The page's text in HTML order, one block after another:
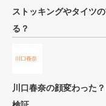
ストッキングやタイツ
る？
川口春奈の顔変わった